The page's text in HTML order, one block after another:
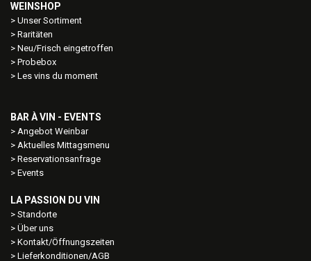
WEINSHOP
Unser Sortiment
Raritäten
Neu/Frisch eingetroffen
Probebox
Les vins du moment
BAR À VIN - EVENTS
Angebot Weinbar
Aktuelles Mittagsmenu
Reservationsanfrage
Events
LA PASSION DU VIN
Standorte
Über uns
Kontakt/Öffnungszeiten
Lieferkonditionen/AGB